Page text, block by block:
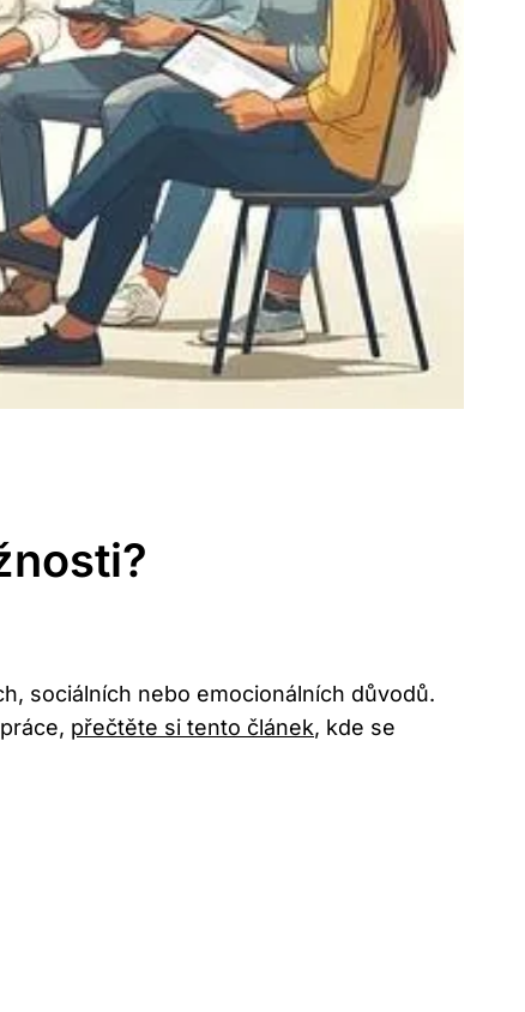
sociálních nebo emocionálních důvodů.
přečtěte si tento článek, kde se